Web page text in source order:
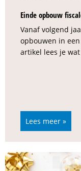
Einde opbouw
Vanaf volgend
opbouwen in
artikel lees je
Lees meer »